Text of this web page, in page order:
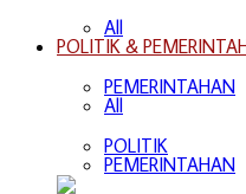
All
PEMERINTAHAN
POLITIK
POLITIK &
All
PEMERINTAHAN